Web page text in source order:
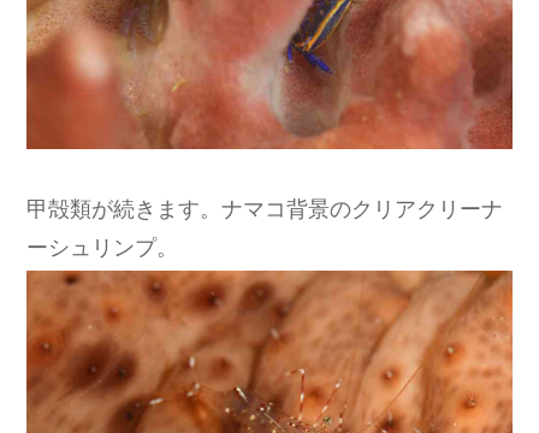
甲殻類が続きます。ナマコ背景のクリアクリーナ
ーシュリンプ。